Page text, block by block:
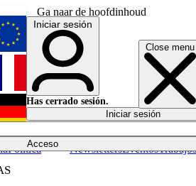
Ga naar de hoofdinhoud
Close menu
Acceso
Política NewslettersEventosTrabajos
English
Français
Iniciar sesión
Has cerrado sesión.
Iniciar sesión